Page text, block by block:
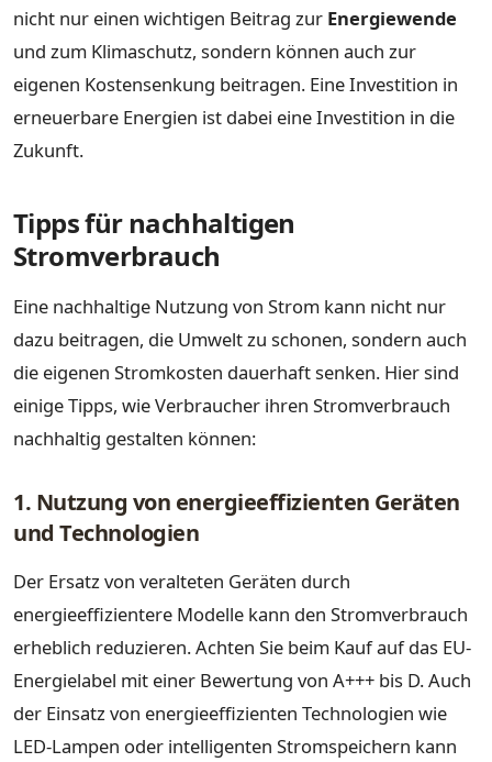
nicht nur einen wichtigen Beitrag zur Energiewende
und zum Klimaschutz, sondern können auch zur
eigenen Kostensenkung beitragen. Eine Investition in
erneuerbare Energien ist dabei eine Investition in die
Zukunft.
Tipps für nachhaltigen
Stromverbrauch
Eine nachhaltige Nutzung von Strom kann nicht nur
dazu beitragen, die Umwelt zu schonen, sondern auch
die eigenen Stromkosten dauerhaft senken. Hier sind
einige Tipps, wie Verbraucher ihren Stromverbrauch
nachhaltig gestalten können:
1. Nutzung von energieeffizienten Geräten
und Technologien
Der Ersatz von veralteten Geräten durch
energieeffizientere Modelle kann den Stromverbrauch
erheblich reduzieren. Achten Sie beim Kauf auf das EU-
Energielabel mit einer Bewertung von A+++ bis D. Auch
der Einsatz von energieeffizienten Technologien wie
LED-Lampen oder intelligenten Stromspeichern kann